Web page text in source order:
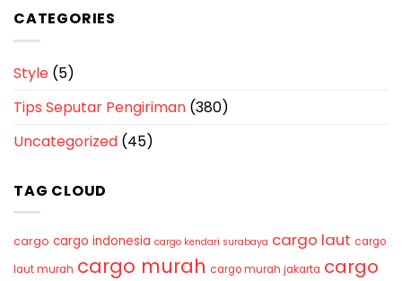
CATEGORIES
Style (5)
Tips Seputar Pengiriman (380)
Uncategorized (45)
TAG CLOUD
cargo cargo indonesia cargo kendari surabaya cargo laut cargo
laut murah cargo murah cargo murah jakarta cargo